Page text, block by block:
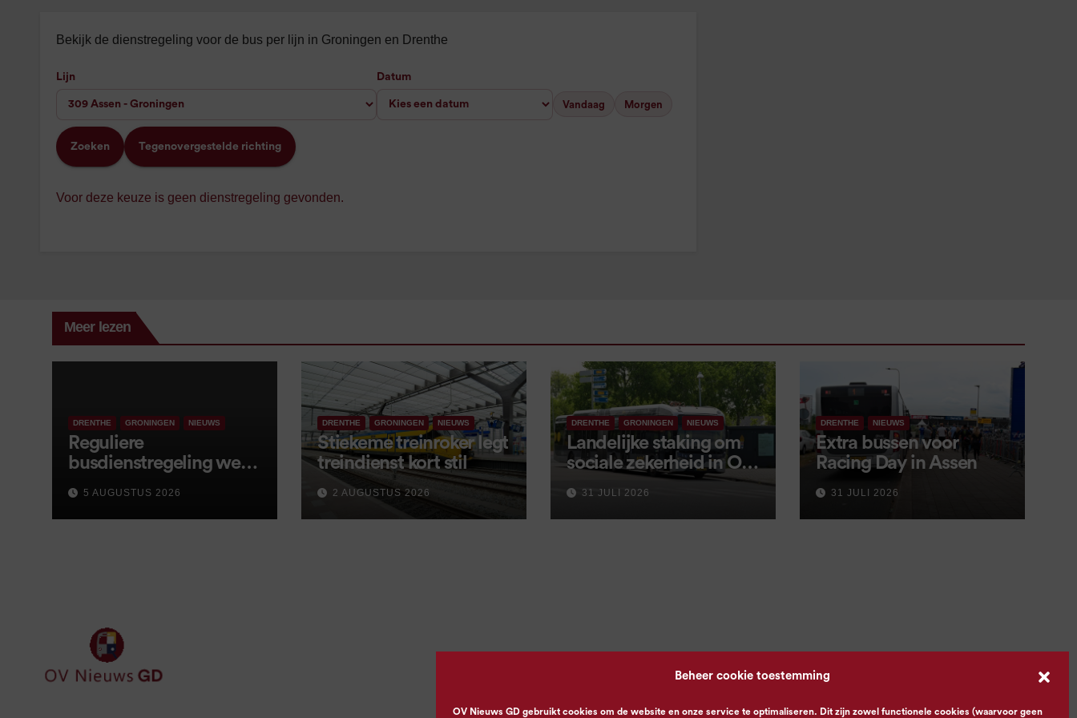
Beheer cookie toestemming
OV Nieuws GD gebruikt cookies om de website en onze service te optimaliseren. Dit zijn zowel functionele cookies (waarvoor geen
Bekijk de dienstregeling voor de bus per lijn in Groningen en Drenthe
Lijn Datum
Vandaag Morgen
Zoeken Tegenovergestelde richting
Voor deze keuze is geen dienstregeling gevonden.
Meer lezen
DRENTHE GRONINGEN NIEUWS
Reguliere
busdienstregeling weer
van start, met kleine
wijzigingen
5 AUGUSTUS 2026
DRENTHE GRONINGEN NIEUWS
Stiekeme treinroker legt
treindienst kort stil
2 AUGUSTUS 2026
DRENTHE GRONINGEN NIEUWS
Landelijke staking om
sociale zekerheid in OV
aangekondigd voor 9
september
31 JULI 2026
DRENTHE NIEUWS
Extra bussen voor
Racing Day in Assen
31 JULI 2026